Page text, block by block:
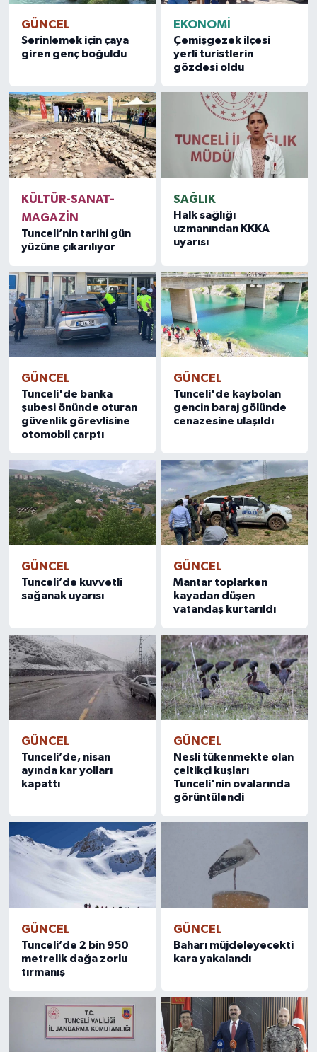
GÜNCEL
Serinlemek için çaya
giren genç boğuldu
EKONOMİ
Çemişgezek ilçesi
yerli turistlerin
gözdesi oldu
KÜLTÜR-SANAT-
MAGAZİN
Tunceli’nin tarihi gün
yüzüne çıkarılıyor
SAĞLIK
Halk sağlığı
uzmanından KKKA
uyarısı
GÜNCEL
Tunceli'de banka
şubesi önünde oturan
güvenlik görevlisine
otomobil çarptı
GÜNCEL
Tunceli'de kaybolan
gencin baraj gölünde
cenazesine ulaşıldı
GÜNCEL
Tunceli’de kuvvetli
sağanak uyarısı
GÜNCEL
Mantar toplarken
kayadan düşen
vatandaş kurtarıldı
GÜNCEL
Tunceli’de, nisan
ayında kar yolları
kapattı
GÜNCEL
Nesli tükenmekte olan
çeltikçi kuşları
Tunceli'nin ovalarında
görüntülendi
GÜNCEL
Tunceli’de 2 bin 950
metrelik dağa zorlu
tırmanış
GÜNCEL
Baharı müjdeleyecekti
kara yakalandı